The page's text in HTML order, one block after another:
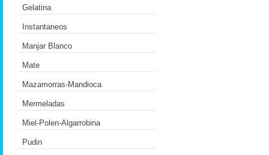
Gelatina
Instantaneos
Manjar Blanco
Mate
Mazamorras-Mandioca
Mermeladas
Miel-Polen-Algarrobina
Pudin